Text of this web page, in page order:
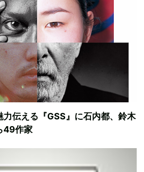
力伝える『GSS』に石内都、鈴木
49作家